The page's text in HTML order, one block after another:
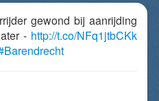
gewond bij aanrijding
- http://t.co/NFq1jtbCKk